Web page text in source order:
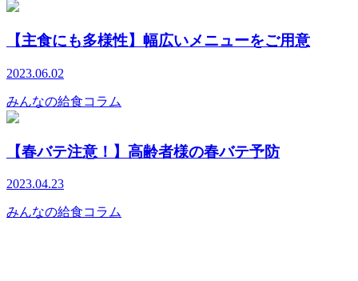
【主食にも多様性】幅広いメニューをご用意
2023.06.02
みんなの給食コラム
【春バテ注意！】高齢者様の春バテ予防
2023.04.23
みんなの給食コラム